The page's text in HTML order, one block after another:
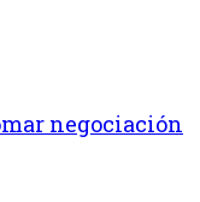
negociación